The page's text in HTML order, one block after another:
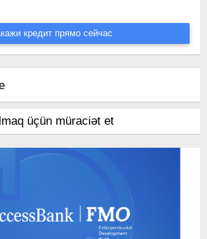
кредит прямо сейчас
üçün müraciət et